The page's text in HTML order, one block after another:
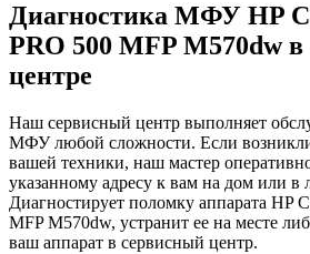
Диагностика МФУ HP
PRO 500 MFP M570dw в
центре
Наш сервисный центр выполняет
МФУ любой сложности. Если
вашей техники, наш мастер
указанному адресу к вам на дом или
Диагностирует поломку аппарата HP
MFP M570dw, устранит ее на месте
ваш аппарат в сервисный центр.